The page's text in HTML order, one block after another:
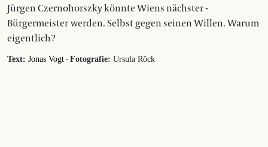
Jürgen Czernohorszky könnte Wiens nächster ­
Bürgermeister werden. Selbst gegen seinen Willen. Warum
eigentlich?
Text: Jonas Vogt · Fotografie: Ursula Röck